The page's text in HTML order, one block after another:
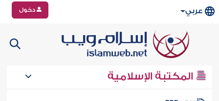
عربي دخول
المكتبة الإسلامية